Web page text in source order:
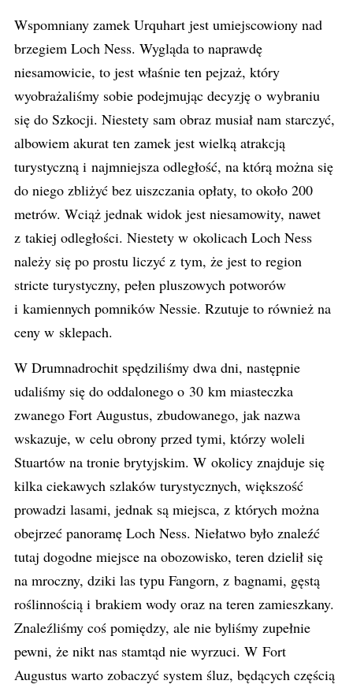
Wspomniany zamek Urquhart jest umiejscowiony nad
brzegiem Loch Ness. Wygląda to naprawdę
niesamowicie, to jest właśnie ten pejzaż, który
wyobrażaliśmy sobie podejmując decyzję o wybraniu
się do Szkocji. Niestety sam obraz musiał nam starczyć,
albowiem akurat ten zamek jest wielką atrakcją
turystyczną i najmniejsza odległość, na którą można się
do niego zbliżyć bez uiszczania opłaty, to około 200
metrów. Wciąż jednak widok jest niesamowity, nawet
z takiej odległości. Niestety w okolicach Loch Ness
należy się po prostu liczyć z tym, że jest to region
stricte turystyczny, pełen pluszowych potworów
i kamiennych pomników Nessie. Rzutuje to również na
ceny w sklepach.
W Drumnadrochit spędziliśmy dwa dni, następnie
udaliśmy się do oddalonego o 30 km miasteczka
zwanego Fort Augustus, zbudowanego, jak nazwa
wskazuje, w celu obrony przed tymi, którzy woleli
Stuartów na tronie brytyjskim. W okolicy znajduje się
kilka ciekawych szlaków turystycznych, większość
prowadzi lasami, jednak są miejsca, z których można
obejrzeć panoramę Loch Ness. Niełatwo było znaleźć
tutaj dogodne miejsce na obozowisko, teren dzielił się
na mroczny, dziki las typu Fangorn, z bagnami, gęstą
roślinnością i brakiem wody oraz na teren zamieszkany.
Znaleźliśmy coś pomiędzy, ale nie byliśmy zupełnie
pewni, że nikt nas stamtąd nie wyrzuci. W Fort
Augustus warto zobaczyć system śluz, będących częścią